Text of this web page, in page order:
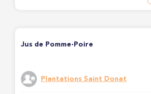
Jus de Pomme-Poire
Plantations Saint Donat